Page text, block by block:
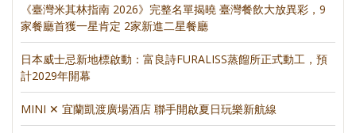
《臺灣米其林指南 2026》完整名單揭曉 臺灣餐飲大放異彩，9
家餐廳首獲一星肯定 2家新進二星餐廳
日本威士忌新地標啟動：富良詩FURALISS蒸餾所正式動工，預
計2029年開幕
MINI ✕ 宜蘭凱渡廣場酒店 聯手開啟夏日玩樂新航線